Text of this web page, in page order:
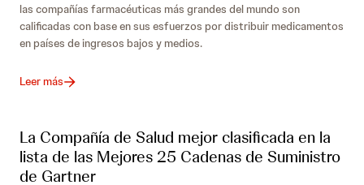
las compañías farmacéuticas más grandes del mundo son
calificadas con base en sus esfuerzos por distribuir medicamentos
en países de ingresos bajos y medios.
Leer más
La Compañía de Salud mejor clasificada en la
lista de las Mejores 25 Cadenas de Suministro
de Gartner